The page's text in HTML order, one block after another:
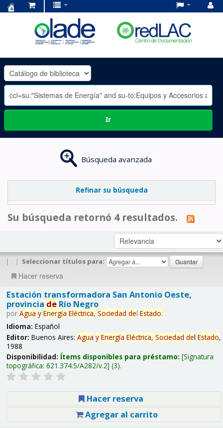
OLADE
-
Ir
Búsqueda avanzada
Refinar su búsqueda
Su búsqueda retornó 4 resultados.
| | Seleccionar títulos para:
Hacer reserva
Estación transformadora San Antonio Oeste,
provincia deRío Negro
por Agua y Energía Eléctrica, Sociedad del Estado.
Idioma: Español
Editor: Buenos Aires: Agua y Energía Eléctrica, Sociedad del Estado,
1988
Disponibilidad: Ítems disponibles para préstamo: Signatura
topográfica: 621.374.5/A282/v.2 (3).
Hacer reserva
Agregar al carrito